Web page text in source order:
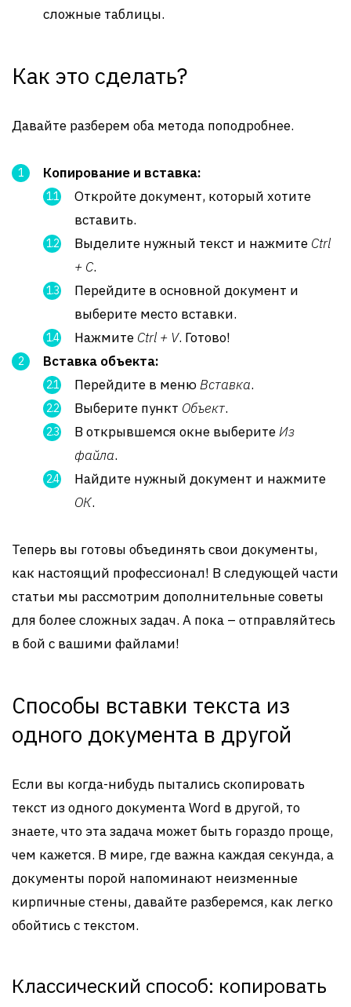
сложные таблицы.
Как это сделать?
Давайте разберем оба метода поподробнее.
Копирование и вставка:
Откройте документ, который хотите
вставить.
Выделите нужный текст и нажмите Ctrl
+ C.
Перейдите в основной документ и
выберите место вставки.
Нажмите Ctrl + V. Готово!
Вставка объекта:
Перейдите в менюВставка.
Выберите пункт Объект.
В открывшемся окне выберитеИз
файла.
Найдите нужный документ и нажмите
ОК.
Теперь вы готовы объединять свои документы,
как настоящий профессионал! В следующей части
статьи мы рассмотрим дополнительные советы
для более сложных задач. А пока – отправляйтесь
в бой с вашими файлами!
Способы вставки текста из
одного документа в другой
Если вы когда-нибудь пытались скопировать
текст из одного документа Word в другой, то
знаете, что эта задача может быть гораздо проще,
чем кажется. В мире, где важна каждая секунда, а
документы порой напоминают неизменные
кирпичные стены, давайте разберемся, как легко
обойтись с текстом.
Классический способ: копировать